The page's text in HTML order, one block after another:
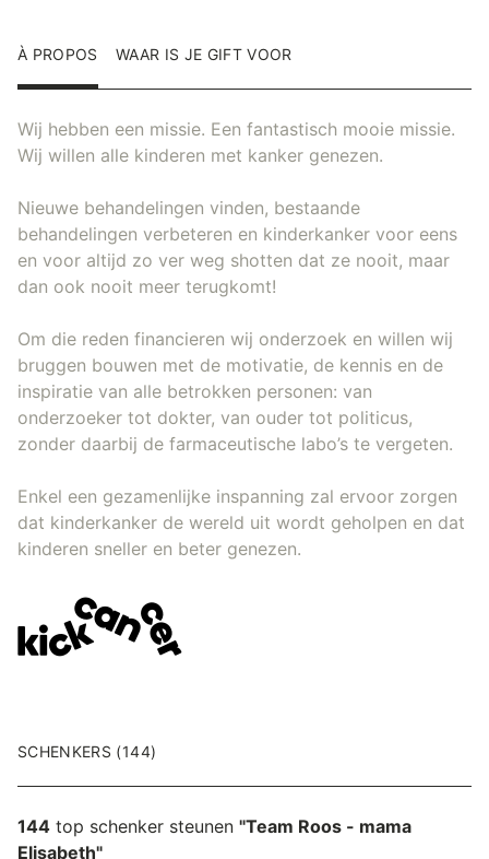
À PROPOS WAAR IS JE GIFT VOOR
Wij hebben een missie. Een fantastisch mooie missie.
Wij willen alle kinderen met kanker genezen.
Nieuwe behandelingen vinden, bestaande
behandelingen verbeteren en kinderkanker voor eens
en voor altijd zo ver weg shotten dat ze nooit, maar
dan ook nooit meer terugkomt!
Om die reden financieren wij onderzoek en willen wij
bruggen bouwen met de motivatie, de kennis en de
inspiratie van alle betrokken personen: van
onderzoeker tot dokter, van ouder tot politicus,
zonder daarbij de farmaceutische labo’s te vergeten.
Enkel een gezamenlijke inspanning zal ervoor zorgen
dat kinderkanker de wereld uit wordt geholpen en dat
kinderen sneller en beter genezen.
SCHENKERS (144)
144 top schenker steunen "Team Roos - mama
Elisabeth"